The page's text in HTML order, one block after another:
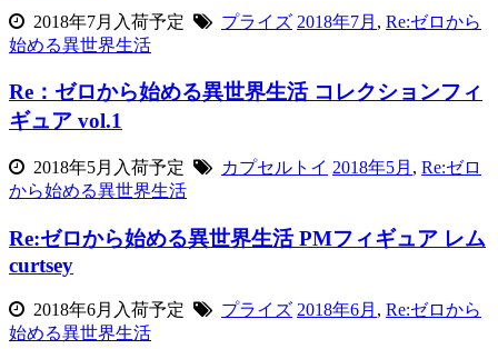
2018年7月入荷予定 プライズ 2018年7月 , Re:ゼロから
始める異世界生活
Re：ゼロから始める異世界生活 コレクションフィ
ギュア vol.1
2018年5月入荷予定 カプセルトイ 2018年5月 , Re:ゼロ
から始める異世界生活
Re:ゼロから始める異世界生活 PMフィギュア レム
curtsey
2018年6月入荷予定 プライズ 2018年6月 , Re:ゼロから
始める異世界生活